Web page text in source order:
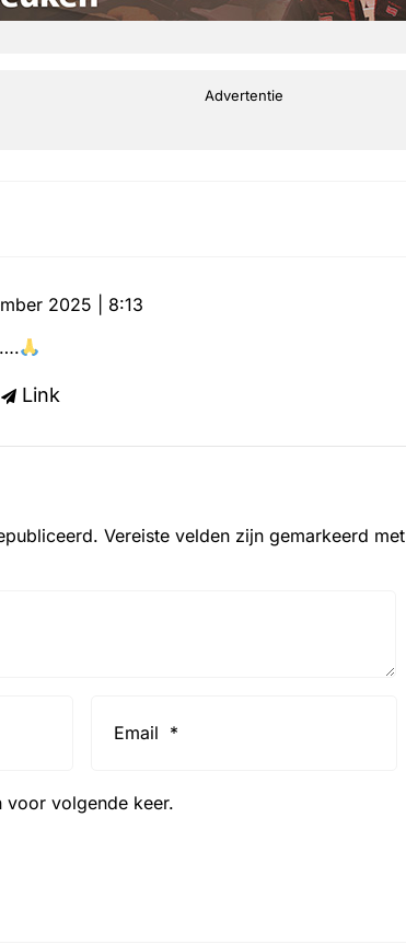
Advertentie
2025 | 8:13
Link
Vereiste velden zijn gemarkeerd met
voor volgende keer.